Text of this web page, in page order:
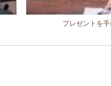
プレゼントを